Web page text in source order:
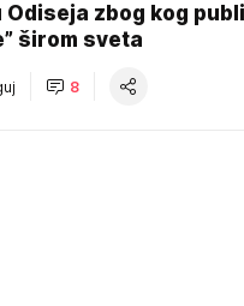
Odiseja zbog kog
širom sveta
8